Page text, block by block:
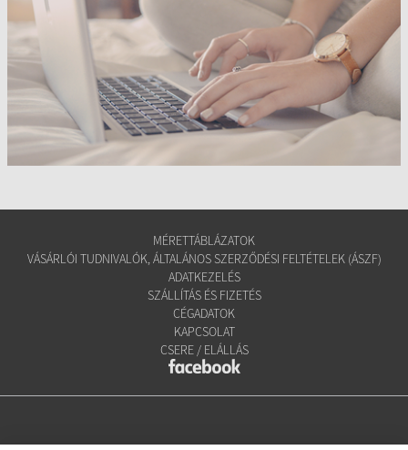
MÉRETTÁBLÁZATOK
VÁSÁRLÓI TUDNIVALÓK, ÁLTALÁNOS SZERZŐDÉSI FELTÉTELEK (ÁSZF)
ADATKEZELÉS
SZÁLLÍTÁS ÉS FIZETÉS
CÉGADATOK
KAPCSOLAT
CSERE / ELÁLLÁS